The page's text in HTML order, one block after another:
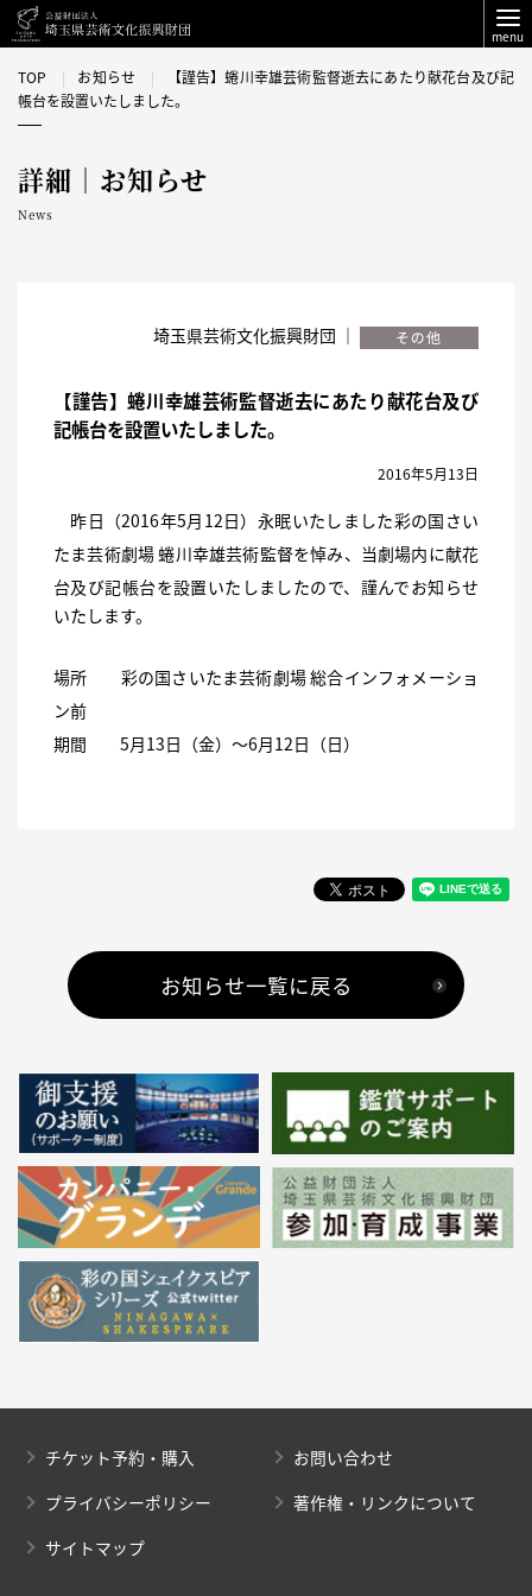
menu
TOP お知らせ
【謹告】蜷川幸雄芸術監督逝去にあたり献花台及び記
帳台を設置いたしました。
詳細｜お知らせ
News
埼玉県芸術文化振興財団 ｜
【謹告】蜷川幸雄芸術監督逝去にあたり献花台及び
記帳台を設置いたしました。
2016年5月13日
昨日（2016年5月12日）永眠いたしました彩の国さい
たま芸術劇場 蜷川幸雄芸術監督を悼み、当劇場内に献花
台及び記帳台を設置いたしましたので、謹んでお知らせ
いたします。
場所 彩の国さいたま芸術劇場 総合インフォメーショ
ン前
期間 5月13日（金）〜6月12日（日）
お知らせ一覧に戻る
チケット予約・購入
お問い合わせ
プライバシーポリシー
著作権・リンクについて
サイトマップ